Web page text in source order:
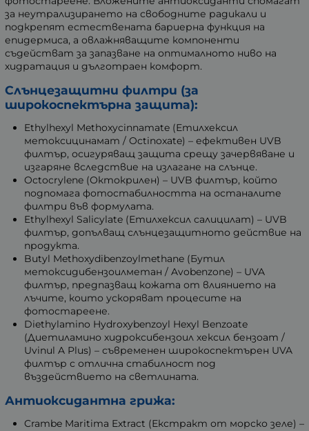
за неутрализирането на свободните радикали и
подкрепят естествената бариерна функция на
епидермиса, а овлажняващите компоненти
съдействат за запазване на оптималното ниво на
хидратация и дълготраен комфорт.
Слънцезащитни филтри (за
широкоспектърна защита):
Ethylhexyl Methoxycinnamate (Етилхексил
метоксицинамат / Octinoxate) – ефективен UVB
филтър, осигуряващ защита срещу зачервяване и
изгаряне вследствие на излагане на слънце.
Octocrylene (Октокрилен) – UVB филтър, който
подпомага фотостабилността на останалите
филтри във формулата.
Ethylhexyl Salicylate (Етилхексил салицилат) – UVB
филтър, допълващ слънцезащитното действие на
продукта.
Butyl Methoxydibenzoylmethane (Бутил
метоксидибензоилметан / Avobenzone) – UVA
филтър, предпазващ кожата от влиянието на
лъчите, които ускоряват процесите на
фотостареене.
Diethylamino Hydroxybenzoyl Hexyl Benzoate
(Диетиламино хидроксибензоил хексил бензоат /
Uvinul A Plus) – съвременен широкоспектърен UVA
филтър с отлична стабилност под
въздействието на светлината.
Антиоксидантна грижа:
Crambe Maritima Extract (Екстракт от морско зеле) –